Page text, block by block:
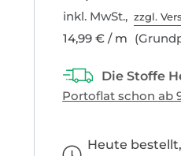
inkl. MwSt.,zzgl.
14,99 € / m
Heute bestellt,